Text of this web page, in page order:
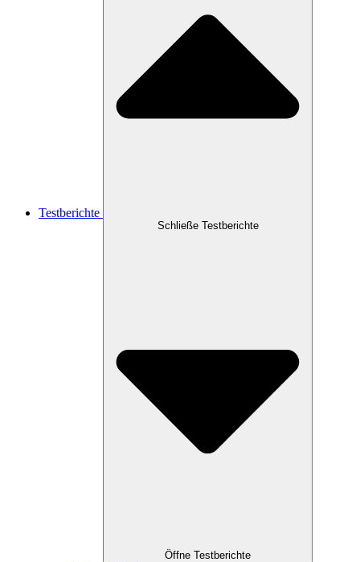
Testberichte
Schließe Testberichte
Öffne Testberichte